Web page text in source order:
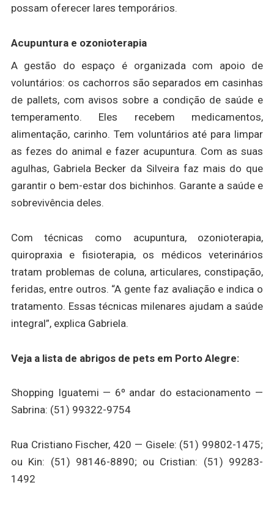
possam oferecer lares temporários.
Acupuntura e ozonioterapia
A gestão do espaço é organizada com apoio de
voluntários: os cachorros são separados em casinhas
de pallets, com avisos sobre a condição de saúde e
temperamento. Eles recebem medicamentos,
alimentação, carinho. Tem voluntários até para limpar
as fezes do animal e fazer acupuntura. Com as suas
agulhas, Gabriela Becker da Silveira faz mais do que
garantir o bem-estar dos bichinhos. Garante a saúde e
sobrevivência deles.
Com técnicas como acupuntura, ozonioterapia,
quiropraxia e fisioterapia, os médicos veterinários
tratam problemas de coluna, articulares, constipação,
feridas, entre outros. “A gente faz avaliação e indica o
tratamento. Essas técnicas milenares ajudam a saúde
integral”, explica Gabriela.
Veja a lista de abrigos de pets em Porto Alegre:
Shopping Iguatemi — 6º andar do estacionamento —
Sabrina: (51) 99322-9754
Rua Cristiano Fischer, 420 — Gisele: (51) 99802-1475;
ou Kin: (51) 98146-8890; ou Cristian: (51) 99283-
1492